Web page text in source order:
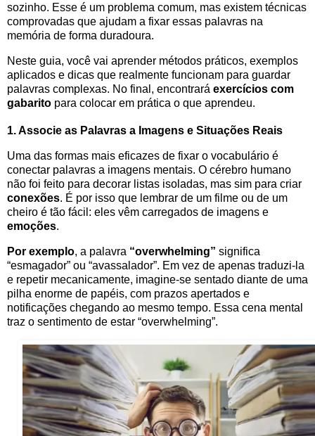
sozinho. Esse é um problema comum, mas existem técnicas
comprovadas que ajudam a fixar essas palavras na
memória de forma duradoura.
Neste guia, você vai aprender métodos práticos, exemplos
aplicados e dicas que realmente funcionam para guardar
palavras complexas. No final, encontrará exercícios com
gabarito para colocar em prática o que aprendeu.
1. Associe as Palavras a Imagens e Situações Reais
Uma das formas mais eficazes de fixar o vocabulário é
conectar palavras a imagens mentais. O cérebro humano
não foi feito para decorar listas isoladas, mas sim para criar
conexões. É por isso que lembrar de um filme ou de um
cheiro é tão fácil: eles vêm carregados de imagens e
emoções.
Por exemplo, a palavra “overwhelming” significa
“esmagador” ou “avassalador”. Em vez de apenas traduzi-la
e repetir mecanicamente, imagine-se sentado diante de uma
pilha enorme de papéis, com prazos apertados e
notificações chegando ao mesmo tempo. Essa cena mental
traz o sentimento de estar “overwhelming”.